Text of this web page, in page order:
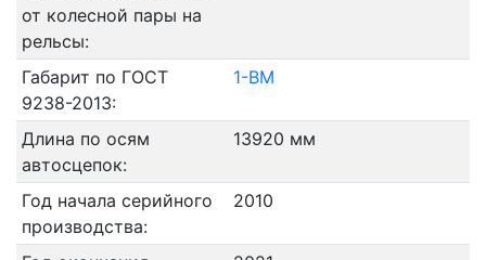
от колесной пары на
рельсы:
Габарит по ГОСТ
9238-2013:
1-ВМ
Длина по осям
автосцепок:
13920 мм
Год начала серийного
производства:
2010